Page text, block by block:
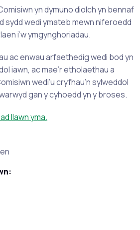
yn dymuno diolch yn bennaf
sydd wedi ymateb mewn niferoedd
i’w ymgynghoriadau.
ac enwau arfaethedig wedi bod yn
iawn, ac mae’r etholaethau a
wedi’u cryfhau’n sylweddol
gan y cyhoedd yn y broses.
llawn yma.
amcangyfrifedig: